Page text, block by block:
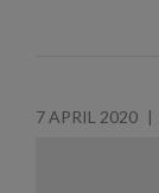
7 APRIL 2020